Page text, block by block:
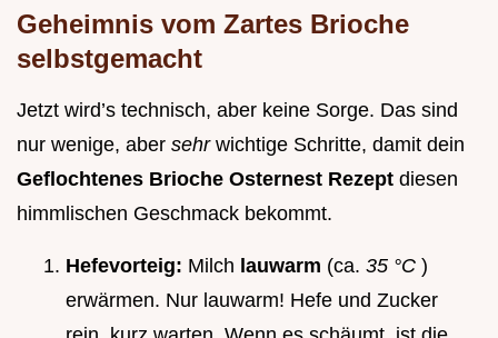
Geheimnis vom Zartes Brioche
selbstgemacht
Jetzt wird’s technisch, aber keine Sorge. Das sind
nur wenige, aber sehr wichtige Schritte, damit dein
Geflochtenes Brioche Osternest Rezept diesen
himmlischen Geschmack bekommt.
Hefevorteig: Milch lauwarm (ca. 35 °C )
erwärmen. Nur lauwarm! Hefe und Zucker